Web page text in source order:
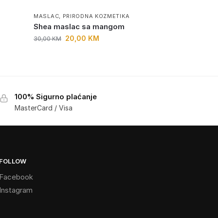
MASLAC, PRIRODNA KOZMETIKA
Shea maslac sa mangom
30,00KM 20,00 KM
100% Sigurno plaćanje
MasterCard / Visa